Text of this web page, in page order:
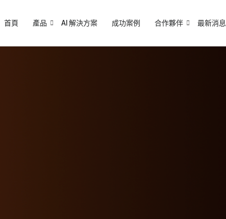
首頁 產品 AI 解決方案 成功案例 合作夥伴 最新消息